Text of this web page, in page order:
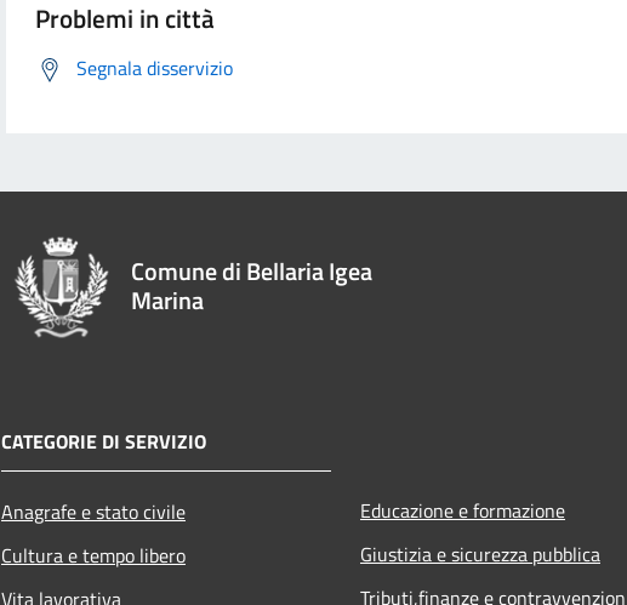
Problemi in città
Segnala disservizio
Comune di Bellaria Igea
Marina
CATEGORIE DI SERVIZIO
Anagrafe e stato civile
Cultura e tempo libero
Educazione e formazione
Giustizia e sicurezza pubblica
Tributi,finanze e